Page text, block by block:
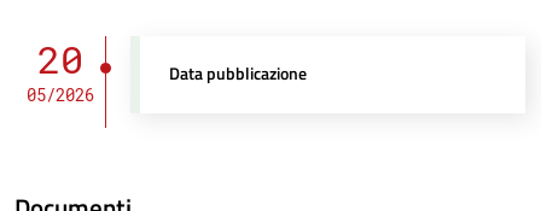
20
05/2026
Data pubblicazione